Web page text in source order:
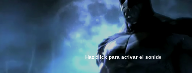
Haz click para activar el sonido